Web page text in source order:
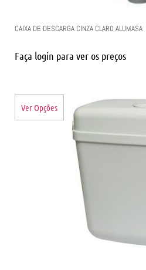
CAIXA DE DESCARGA CINZA CLARO ALUMASA
Faça login para ver os preços
Ver Opções